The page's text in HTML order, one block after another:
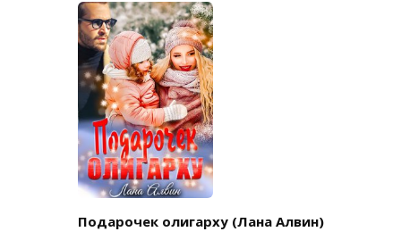
Подарочек олигарху (Лана Алвин)